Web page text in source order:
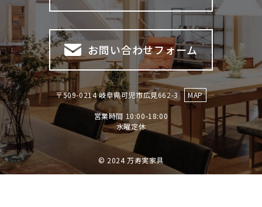
お問い合わせフォーム
〒509-0214 岐阜県可児市広見662-3 MAP
営業時間 10:00-18:00
​​​​​​​水曜定休
© 2024 万寿実家具